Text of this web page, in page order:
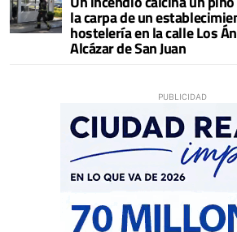
la carpa de un
hostelería en la calle Los
Alcázar de San Juan